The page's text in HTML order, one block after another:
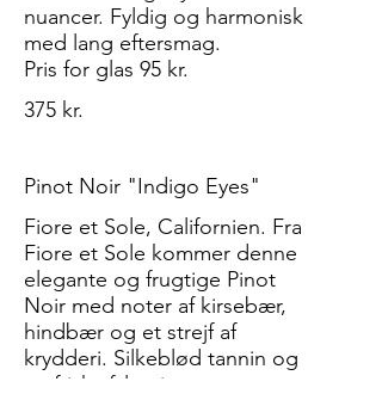
nuancer. Fyldig og harmonisk
med lang eftersmag.
Pris for glas 95 kr.
375 kr.
Pinot Noir "Indigo Eyes"
Fiore et Sole, Californien. Fra
Fiore et Sole kommer denne
elegante og frugtige Pinot
Noir med noter af kirsebær,
hindbær og et strejf af
krydderi. Silkeblød tannin og
en frisk afslutning.